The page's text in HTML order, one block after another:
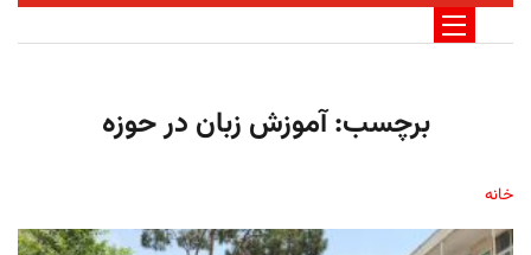
برچسب:آموزش زبان در حوزه
خانه